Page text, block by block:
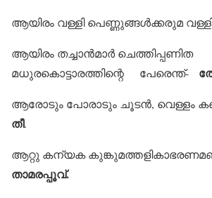
ആയിരം വള്ളി പെണ്ണുങ്ങള്‍ക്കരുമ
ആയിരം തച്ചാന്‍മാര്‍ ചെത്തിപ്പണിത
മധുരകൊട്ടാരത്തിന്റെ പേരെന്ത്-
ആരോടും പോരാടും ചൂടന്‍, വെള്ളം
തീ.
ആറ്റു കന്യക
താമരപ്പൂവ്.